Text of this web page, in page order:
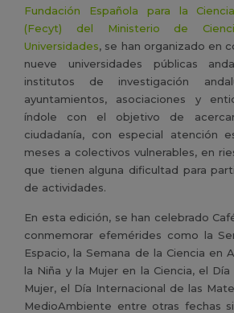
Fundación Española para la
(Fecyt) del Ministerio de
Universidades, se han organizado en
nueve universidades públicas
institutos de investigación
ayuntamientos, asociaciones y
índole con el objetivo de
ciudadanía, con especial atención
meses a colectivos vulnerables, en
que tienen alguna dificultad para
de actividades.
En esta edición, se han celebrado
conmemorar efemérides como la
Espacio, la Semana de la Ciencia en
la Niña y la Mujer en la Ciencia, el
Mujer, el Día Internacional de las
MedioAmbiente entre otras fechas